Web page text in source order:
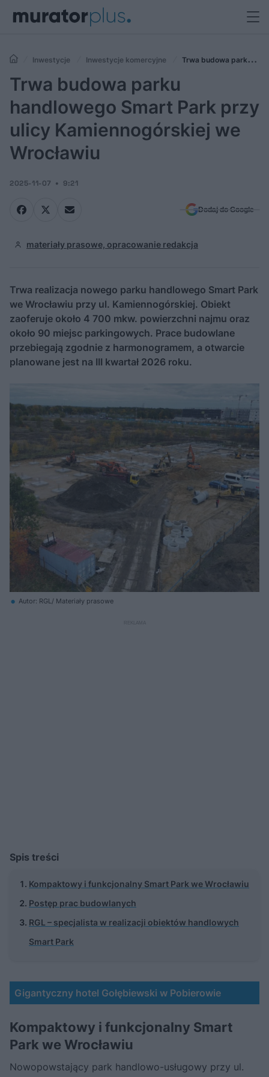
Inwestycje Inwestycje komercyjne
Trwa budowa parku
handlowego Smart Park przy ulicy Kamiennogórskiej we Wrocławiu
Trwa budowa parku
handlowego Smart Park przy
ulicy Kamiennogórskiej we
Wrocławiu
2025-11-07 9:21
Dodaj do Google
materiały prasowe, opracowanie redakcja
Trwa realizacja nowego parku handlowego Smart Park
we Wrocławiu przy ul. Kamiennogórskiej. Obiekt
zaoferuje około 4 700 mkw. powierzchni najmu oraz
około 90 miejsc parkingowych. Prace budowlane
przebiegają zgodnie z harmonogramem, a otwarcie
planowane jest na III kwartał 2026 roku.
Autor: RGL/ Materiały prasowe
Spis treści
Kompaktowy i funkcjonalny Smart Park we Wrocławiu
Postęp prac budowlanych
RGL – specjalista w realizacji obiektów handlowych
Smart Park
Gigantyczny hotel Gołębiewski w Pobierowie
Kompaktowy i funkcjonalny Smart
Park we Wrocławiu
Nowopowstający park handlowo-usługowy przy ul.